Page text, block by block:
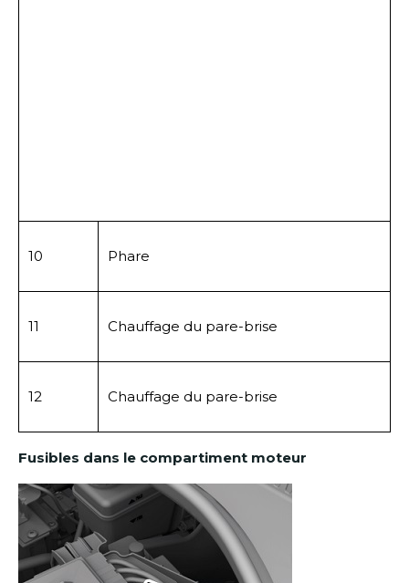
10 Phare
11 Chauffage du pare-brise
12 Chauffage du pare-brise
Fusibles dans le compartiment moteur